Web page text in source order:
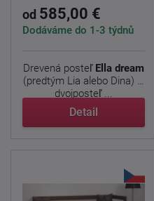
od 585,00 €
Dodáváme do 1-3 týdnů
Drevená posteľ Ella dream
(predtým Lia alebo Dina) je
dvojposteľ ...
Detail